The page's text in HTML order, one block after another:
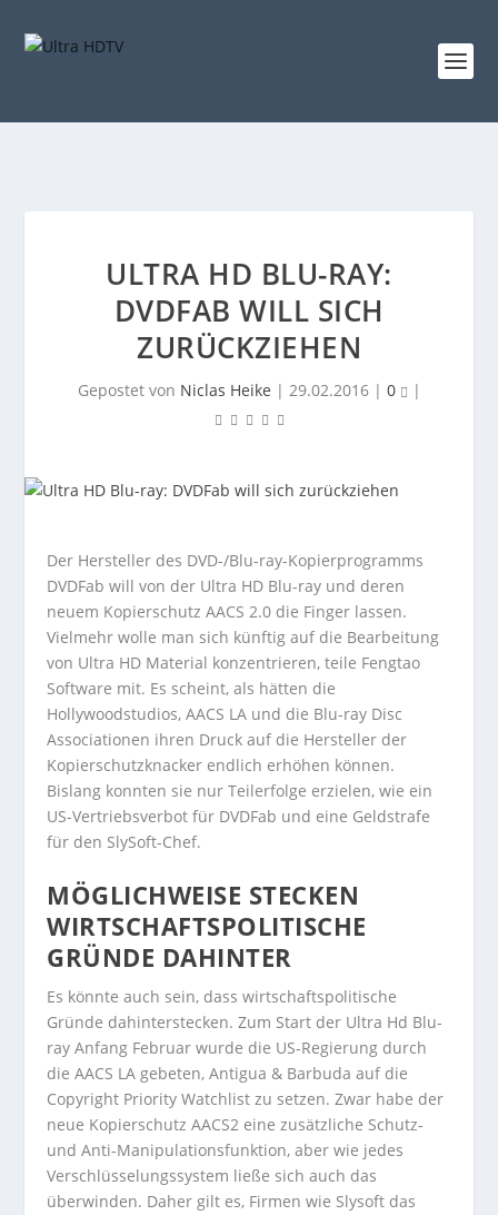
ULTRA HD BLU-RAY:
DVDFAB WILL SICH
ZURÜCKZIEHEN
Gepostet von Niclas Heike | 29.02.2016| 0 |
Der Hersteller des DVD-/Blu-ray-Kopierprogramms
DVDFab will von der Ultra HD Blu-ray und deren
neuem Kopierschutz AACS 2.0 die Finger lassen.
Vielmehr wolle man sich künftig auf die Bearbeitung
von Ultra HD Material konzentrieren, teile Fengtao
Software mit. Es scheint, als hätten die
Hollywoodstudios, AACS LA und die Blu-ray Disc
Associationen ihren Druck auf die Hersteller der
Kopierschutzknacker endlich erhöhen können.
Bislang konnten sie nur Teilerfolge erzielen, wie ein
US-Vertriebsverbot für DVDFab und eine Geldstrafe
für den SlySoft-Chef.
MÖGLICHWEISE STECKEN
WIRTSCHAFTSPOLITISCHE
GRÜNDE DAHINTER
Es könnte auch sein, dass wirtschaftspolitische
Gründe dahinterstecken. Zum Start der Ultra Hd Blu-
ray Anfang Februar wurde die US-Regierung durch
die AACS LA gebeten, Antigua & Barbuda auf die
Copyright Priority Watchlist zu setzen. Zwar habe der
neue Kopierschutz AACS2 eine zusätzliche Schutz-
und Anti-Manipulationsfunktion, aber wie jedes
Verschlüsselungssystem ließe sich auch das
überwinden. Daher gilt es, Firmen wie Slysoft das